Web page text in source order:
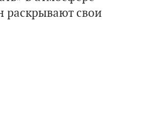
раскрывают свои